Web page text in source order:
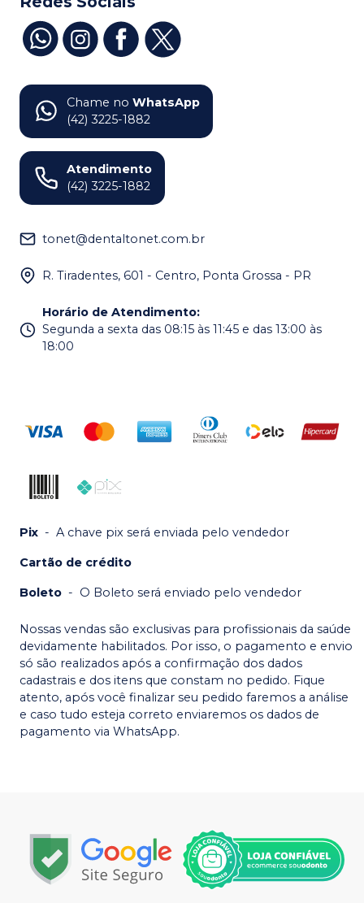
Chame no WhatsApp
(42) 3225-1882
Atendimento
(42) 3225-1882
tonet@dentaltonet.com.br
R. Tiradentes, 601 - Centro, Ponta Grossa - PR
Horário de Atendimento:
Segunda a sexta das 08:15 às 11:45 e das 13:00 às
18:00
Pix - A chave pix será enviada pelo vendedor
Cartão de crédito
Boleto - O Boleto será enviado pelo vendedor
Nossas vendas são exclusivas para profissionais da saúde
devidamente habilitados. Por isso, o pagamento e envio
só são realizados após a confirmação dos dados
cadastrais e dos itens que constam no pedido. Fique
atento, após você finalizar seu pedido faremos a análise
e caso tudo esteja correto enviaremos os dados de
pagamento via WhatsApp.